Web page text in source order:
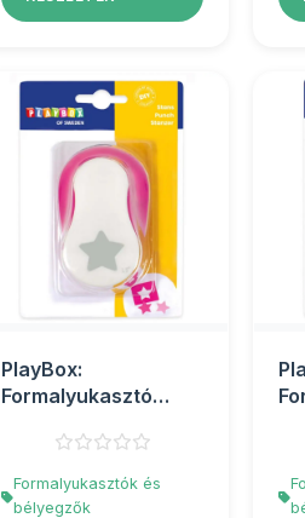
PlayBox:
Formalyukasztó
Formalyukasztók és
bélyegzők